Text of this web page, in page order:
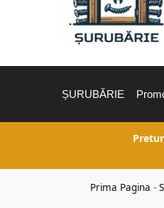
ȘURUBĂRIE
Prima Pagina -